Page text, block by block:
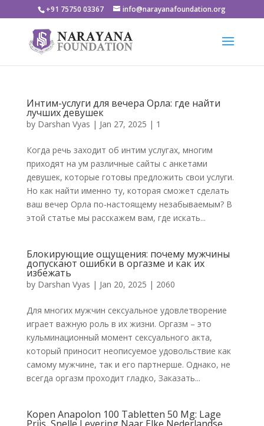
+91 75750 03367 info@narayanafoundation.org
Интим-услуги для вечера Орла: где найти
лучших девушек
by Darshan Vyas | Jan 27, 2025 | 1
Когда речь заходит об интим услугах, многим
приходят на ум различные сайты с анкетами
девушек, которые готовы предложить свои услуги.
Но как найти именно ту, которая сможет сделать
ваш вечер Орла по-настоящему незабываемым? В
этой статье мы расскажем вам, где искать...
Блокирующие ощущения: почему мужчины
допускают ошибки в оргазме и как их
избежать
by Darshan Vyas | Jan 20, 2025 | 2060
Для многих мужчин сексуальное удовлетворение
играет важную роль в их жизни. Оргазм – это
кульминационный момент сексуального акта,
который приносит неописуемое удовольствие как
самому мужчине, так и его партнерше. Однако, не
всегда оргазм проходит гладко, Заказать...
Kopen Anapolon 100 Tabletten 50 Mg: Lage